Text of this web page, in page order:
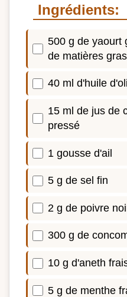
Ingrédients:
500 g de yaourt
de matières
40 ml d'huile
15 ml de jus de
pressé
1 gousse d'ail
5 g de sel fin
2 g de poivre
300 g de
10 g d'aneth
5 g de menthe